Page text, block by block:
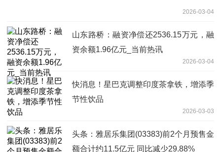
2026-03-04
山东路桥：融资净偿还2536.15万元，融
资余额1.96亿元_当前热讯
2026-03-04
快消息！星巴克调整印度茶拿铁，增添季
节性饮品
2026-03-03
头条：雅居乐集团(03383)前2个月预售金
额合计约11.5亿元 同比减少29.88%